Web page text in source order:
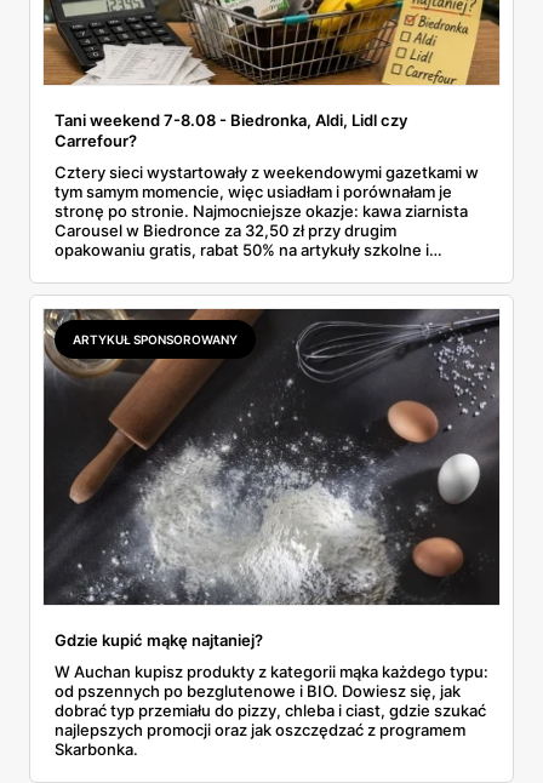
Tani weekend 7-8.08 - Biedronka, Aldi, Lidl czy
Carrefour?
Cztery sieci wystartowały z weekendowymi gazetkami w
tym samym momencie, więc usiadłam i porównałam je
stronę po stronie. Najmocniejsze okazje: kawa ziarnista
Carousel w Biedronce za 32,50 zł przy drugim
opakowaniu gratis, rabat 50% na artykuły szkolne i
2,99 zł za kilogram, ale wyłącznie w sobotę z aplikacją. Aldi
odpowiada masłem za 2,99 zł. Werdykt w skrócie:
najwięcej wyciśniesz z Biedronki, po świeże warzywa jedź
do Aldi.
ARTYKUŁ SPONSOROWANY
Gdzie kupić mąkę najtaniej?
W Auchan kupisz produkty z kategorii mąka każdego typu:
od pszennych po bezglutenowe i BIO. Dowiesz się, jak
dobrać typ przemiału do pizzy, chleba i ciast, gdzie szukać
najlepszych promocji oraz jak oszczędzać z programem
Skarbonka.